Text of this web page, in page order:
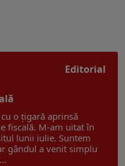
Editorial
o țigară aprinsă
fiscală. M-am uitat în
lunii iulie. Suntem
gândul a venit simplu